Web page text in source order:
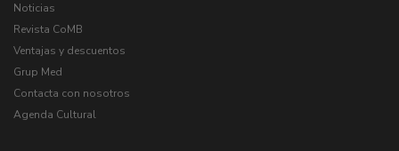
Noticias
Revista CoMB
Ventajas y descuentos
Grup Med
Contacta con nosotros
Agenda Cultural